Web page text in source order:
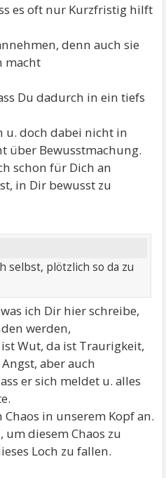
es oft nur Kurzfristig hilft
denn auch sie
macht
Du dadurch in ein tiefs
u. doch dabei nicht in
über Bewusstmachung.
schon für Dich an
in Dir bewusst zu
selbst, plötzlich so da zu
ich Dir hier schreibe,
werden,
Wut, da ist Traurigkeit,
aber auch
er sich meldet u. alles
in unserem Kopf an.
diesem Chaos zu
Loch zu fallen.